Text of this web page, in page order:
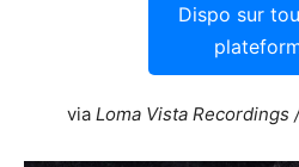
Dispo sur
via Loma Vista